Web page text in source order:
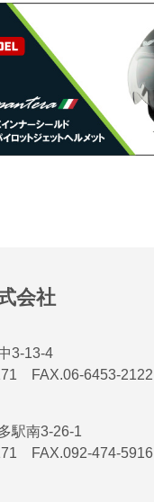
会社
3-13-4
FAX.06-6453-2122
駅南3-26-1
FAX.092-474-5916